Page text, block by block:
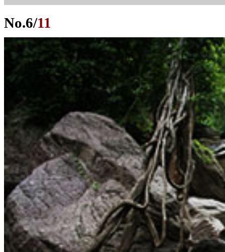
No.6/11